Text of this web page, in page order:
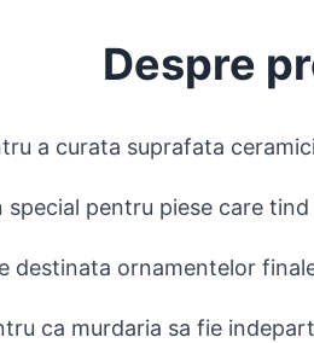
Despre
a curata suprafata
pentru piese care
destinata ornamentelor
ca murdaria sa fie